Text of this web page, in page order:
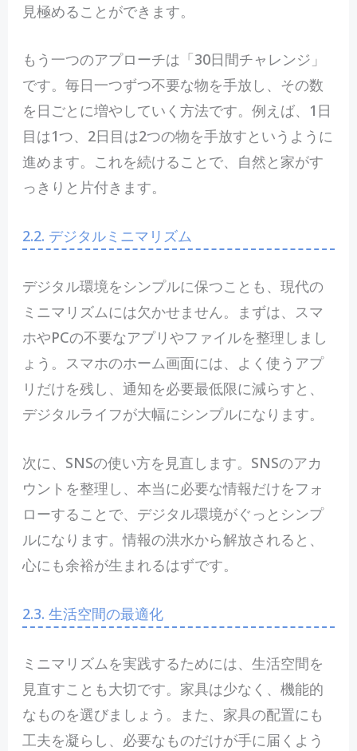
見極めることができます。
もう一つのアプローチは「30日間チャレンジ」
です。毎日一つずつ不要な物を手放し、その数
を日ごとに増やしていく方法です。例えば、1日
目は1つ、2日目は2つの物を手放すというように
進めます。これを続けることで、自然と家がす
っきりと片付きます。
2.2. デジタルミニマリズム
デジタル環境をシンプルに保つことも、現代の
ミニマリズムには欠かせません。まずは、スマ
ホやPCの不要なアプリやファイルを整理しまし
ょう。スマホのホーム画面には、よく使うアプ
リだけを残し、通知を必要最低限に減らすと、
デジタルライフが大幅にシンプルになります。
次に、SNSの使い方を見直します。SNSのアカ
ウントを整理し、本当に必要な情報だけをフォ
ローすることで、デジタル環境がぐっとシンプ
ルになります。情報の洪水から解放されると、
心にも余裕が生まれるはずです。
2.3. 生活空間の最適化
ミニマリズムを実践するためには、生活空間を
見直すことも大切です。家具は少なく、機能的
なものを選びましょう。また、家具の配置にも
工夫を凝らし、必要なものだけが手に届くよう